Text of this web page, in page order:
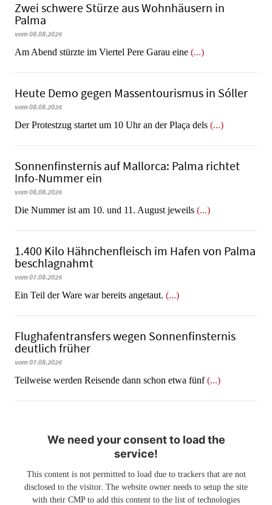
Zwei schwere Stürze aus Wohnhäusern in
Palma
vom 08.08.2026
Am Abend stürzte im Viertel Pere Garau eine (...)
Heute Demo gegen Massentourismus in Sóller
vom 08.08.2026
Der Protestzug startet um 10 Uhr an der Plaça dels (...)
Sonnenfinsternis auf Mallorca: Palma richtet
Info-Nummer ein
vom 08.08.2026
Die Nummer ist am 10. und 11. August jeweils (...)
1.400 Kilo Hähnchenfleisch im Hafen von Palma
beschlagnahmt
vom 07.08.2026
​​​​​​​Ein Teil der Ware war bereits angetaut. (...)
Flughafentransfers wegen Sonnenfinsternis
deutlich früher
vom 07.08.2026
Teilweise werden Reisende dann schon etwa fünf(...)
We need your consent to load the
service!
This content is not permitted to load due to trackers that are not
disclosed to the visitor. The website owner needs to setup the site
with their CMP to add this content to the list of technologies